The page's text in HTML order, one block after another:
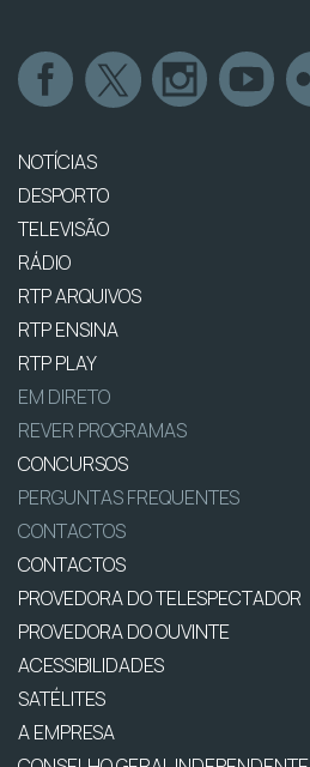
NOTÍCIAS
DESPORTO
TELEVISÃO
RÁDIO
RTP ARQUIVOS
RTP ENSINA
RTP PLAY
EM DIRETO
REVER PROGRAMAS
CONCURSOS
PERGUNTAS FREQUENTES
CONTACTOS
CONTACTOS
PROVEDORA DO TELESPECTADOR
PROVEDORA DO OUVINTE
ACESSIBILIDADES
SATÉLITES
A EMPRESA